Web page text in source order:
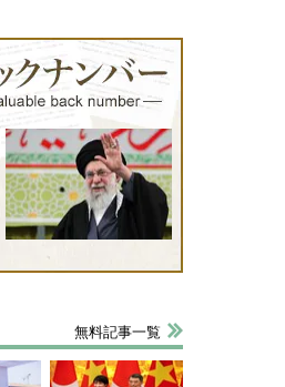
ホルムズ海峡危機で加速したエ
ネルギー転換が「中国依存」に
行き着くリスク
小山堅
2026年5月14日
無料記事一覧